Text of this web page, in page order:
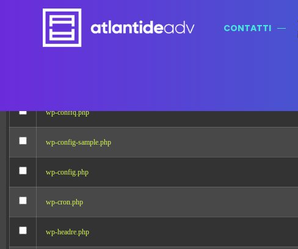
wp-activate.php
wp-conffq.php
wp-config-sample.php
wp-config.php
wp-cron.php
wp-headre.php
CONTATTI